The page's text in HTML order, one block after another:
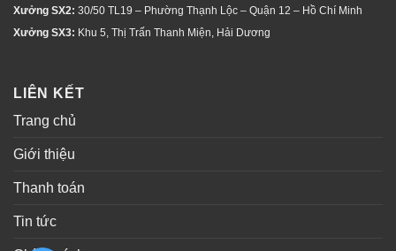
Xưởng SX2: 30/50 TL19 – Phường Thạnh Lộc – Quận 12 – Hồ Chí Minh
Xưởng SX3: Khu 5, Thị Trấn Thanh Miện, Hải Dương
LIÊN KẾT
Trang chủ
Giới thiệu
Thanh toán
Tin tức